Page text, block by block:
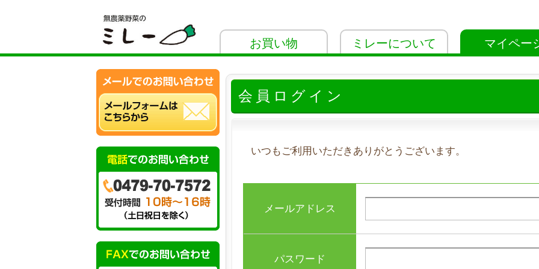
お買い物 ミレーについて マイペー
会員ログイン
いつもご利用いただきありがとうございます。
メールアドレス
パスワード